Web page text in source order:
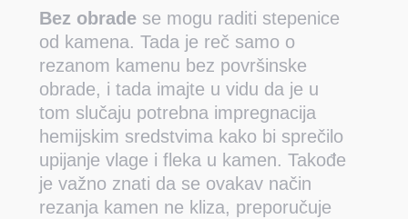
Bez obrade se mogu raditi stepenice
od kamena. Tada je reč samo o
rezanom kamenu bez površinske
obrade, i tada imajte u vidu da je u
tom slučaju potrebna impregnacija
hemijskim sredstvima kako bi sprečilo
upijanje vlage i fleka u kamen. Takođe
je važno znati da se ovakav način
rezanja kamen ne kliza, preporučuje